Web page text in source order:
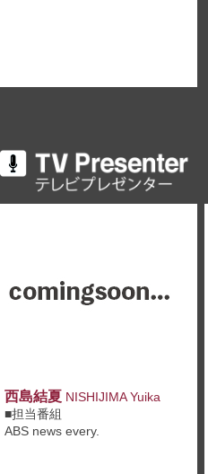
西島結夏 NISHIJIMA Yuika
■担当番組
ABS news every.